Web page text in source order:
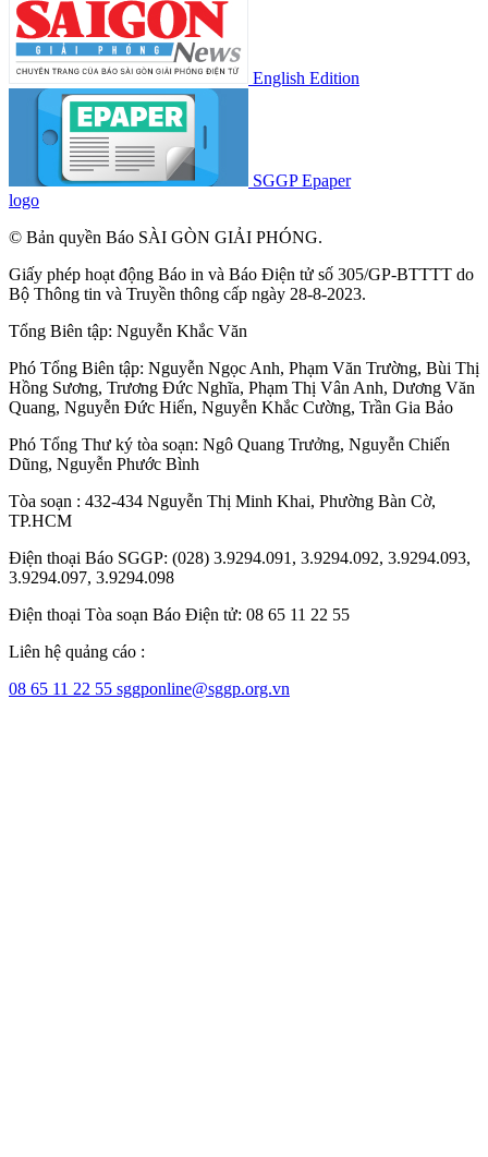
English Edition
SGGP Epaper
logo
© Bản quyền Báo SÀI GÒN GIẢI PHÓNG.
Giấy phép hoạt động Báo in và Báo Điện tử số 305/GP-BTTTT do
Bộ Thông tin và Truyền thông cấp ngày 28-8-2023.
Tổng Biên tập: Nguyễn Khắc Văn
Phó Tổng Biên tập: Nguyễn Ngọc Anh, Phạm Văn Trường, Bùi Thị
Hồng Sương, Trương Đức Nghĩa, Phạm Thị Vân Anh, Dương Văn
Quang, Nguyễn Đức Hiển, Nguyễn Khắc Cường, Trần Gia Bảo
Phó Tổng Thư ký tòa soạn: Ngô Quang Trưởng, Nguyễn Chiến
Dũng, Nguyễn Phước Bình
Tòa soạn : 432-434 Nguyễn Thị Minh Khai, Phường Bàn Cờ,
TP.HCM
Điện thoại Báo SGGP: (028) 3.9294.091, 3.9294.092, 3.9294.093,
3.9294.097, 3.9294.098
Điện thoại Tòa soạn Báo Điện tử: 08 65 11 22 55
Liên hệ quảng cáo :
08 65 11 22 55 sggponline@sggp.org.vn